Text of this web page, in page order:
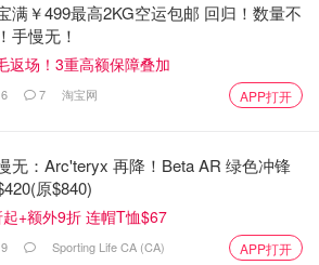
满￥499最高2KG空运包邮 回归！数量不
手慢无！
返场！3重高额保障叠加
7 淘宝网 APP打开
无：Arc'teryx 再降！Beta AR 绿色冲锋
原$840)
+额外9折 连帽T恤$67
Sporting Life CA (CA) APP打开